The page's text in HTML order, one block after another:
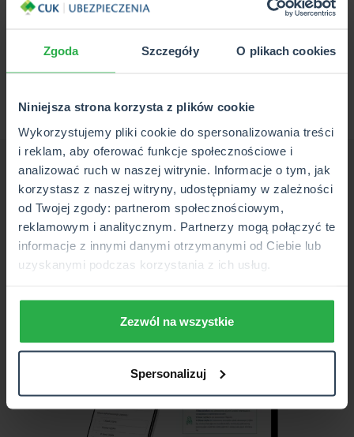
Zgoda Szczegóły O plikach cookies
Niniejsza strona korzysta z plików cookie
Wykorzystujemy pliki cookie do spersonalizowania treści
i reklam, aby oferować funkcje społecznościowe i
analizować ruch w naszej witrynie. Informacje o tym, jak
korzystasz z naszej witryny, udostępniamy w zależności
od Twojej zgody: partnerom społecznościowym,
reklamowym i analitycznym. Partnerzy mogą połączyć te
informacje z innymi danymi otrzymanymi od Ciebie lub
uzyskanymi podczas korzystania z ich usług.
Zezwól na wszystkie
Spersonalizuj
świadczenia, należą m.in.:
dobrowolny udział w aktach przemocy
samobójstwo
Sprawdź realne ceny za
ubezpieczenie w CUK